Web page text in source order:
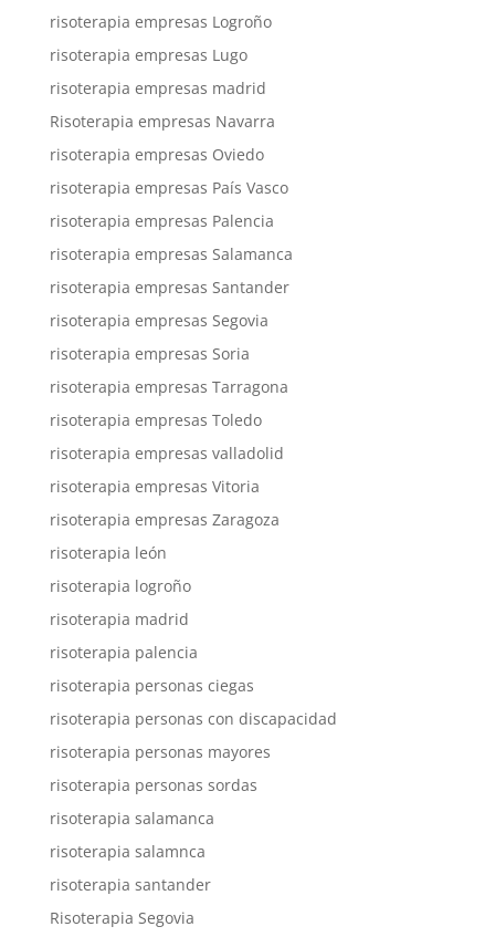
risoterapia empresas Logroño
risoterapia empresas Lugo
risoterapia empresas madrid
Risoterapia empresas Navarra
risoterapia empresas Oviedo
risoterapia empresas País Vasco
risoterapia empresas Palencia
risoterapia empresas Salamanca
risoterapia empresas Santander
risoterapia empresas Segovia
risoterapia empresas Soria
risoterapia empresas Tarragona
risoterapia empresas Toledo
risoterapia empresas valladolid
risoterapia empresas Vitoria
risoterapia empresas Zaragoza
risoterapia león
risoterapia logroño
risoterapia madrid
risoterapia palencia
risoterapia personas ciegas
risoterapia personas con discapacidad
risoterapia personas mayores
risoterapia personas sordas
risoterapia salamanca
risoterapia salamnca
risoterapia santander
Risoterapia Segovia